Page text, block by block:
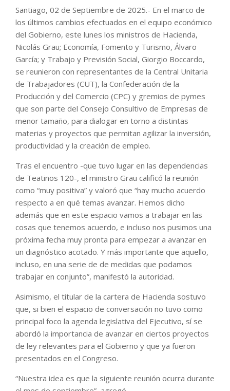
Santiago, 02 de Septiembre de 2025.- En el marco de
los últimos cambios efectuados en el equipo económico
del Gobierno, este lunes los ministros de Hacienda,
Nicolás Grau; Economía, Fomento y Turismo, Álvaro
García; y Trabajo y Previsión Social, Giorgio Boccardo,
se reunieron con representantes de la Central Unitaria
de Trabajadores (CUT), la Confederación de la
Producción y del Comercio (CPC) y gremios de pymes
que son parte del Consejo Consultivo de Empresas de
menor tamaño, para dialogar en torno a distintas
materias y proyectos que permitan agilizar la inversión,
productividad y la creación de empleo.
Tras el encuentro -que tuvo lugar en las dependencias
de Teatinos 120-, el ministro Grau calificó la reunión
como “muy positiva” y valoró que “hay mucho acuerdo
respecto a en qué temas avanzar. Hemos dicho
además que en este espacio vamos a trabajar en las
cosas que tenemos acuerdo, e incluso nos pusimos una
próxima fecha muy pronta para empezar a avanzar en
un diagnóstico acotado. Y más importante que aquello,
incluso, en una serie de de medidas que podamos
trabajar en conjunto”, manifestó la autoridad.
Asimismo, el titular de la cartera de Hacienda sostuvo
que, si bien el espacio de conversación no tuvo como
principal foco la agenda legislativa del Ejecutivo, sí se
abordó la importancia de avanzar en ciertos proyectos
de ley relevantes para el Gobierno y que ya fueron
presentados en el Congreso.
“Nuestra idea es que la siguiente reunión ocurra durante